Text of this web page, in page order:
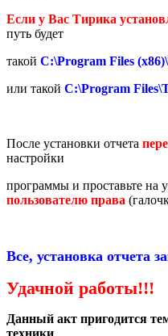
Если у Вас Тирика
путь будет
такой C:\Program Files
или такой C:\Program
После установки отчета
настройки
программы и проставьте на
пользователю права
Все, установка отчета
Удачной работы!!!
Данный акт пригодится